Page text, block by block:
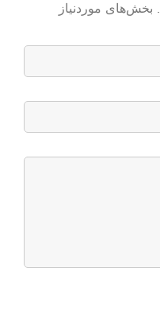
بخش‌های موردنیاز